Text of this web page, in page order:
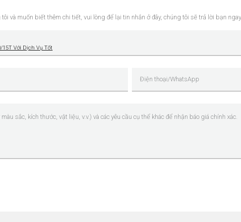
và muốn biết thêm chi tiết, vui lòng để lại tin nhắn ở đây, chúng tôi sẽ trả lời bạn
15T Với Dịch Vụ Tốt